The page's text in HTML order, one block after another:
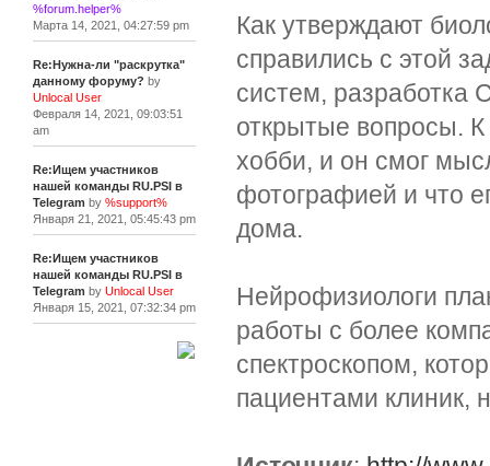
%forum.helper%
Марта 14, 2021, 04:27:59 pm
Re:Нужна-ли "раскрутка"
данному форуму? by
Unlocal User
Февраля 14, 2021, 09:03:51
am
Re:Ищем участников
нашей команды RU.PSI в
Telegram by %support%
Января 21, 2021, 05:45:43 pm
Re:Ищем участников
нашей команды RU.PSI в
Telegram by Unlocal User
Января 15, 2021, 07:32:34 pm
Как утверждают
справились с этой
систем, разработка
открытые вопросы. К
хобби, и он смог
фотографией и что
дома.
Нейрофизиологи
работы с более
спектроскопом,
пациентами клиник,